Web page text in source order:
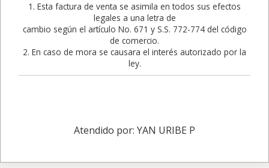
1. Esta factura de venta se asimila en todos sus efectos
legales a una letra de
cambio según el artículo No. 671 y S.S. 772-774 del código
de comercio.
2. En caso de mora se causara el interés autorizado por la
ley.
Atendido por: YAN URIBE P